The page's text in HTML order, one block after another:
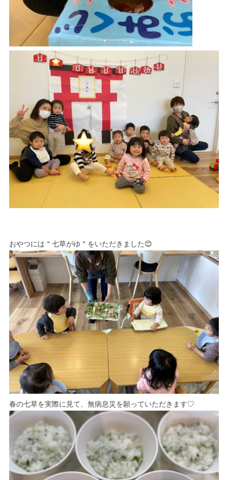
おやつには＂七草がゆ＂をいただきました😊
春の七草を実際に見て、 無病息災を願っていただきます♡